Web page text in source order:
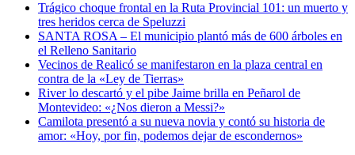
Trágico choque frontal en la Ruta Provincial 101: un muerto y
tres heridos cerca de Speluzzi
SANTA ROSA – El municipio plantó más de 600 árboles en
el Relleno Sanitario
Vecinos de Realicó se manifestaron en la plaza central en
contra de la «Ley de Tierras»
River lo descartó y el pibe Jaime brilla en Peñarol de
Montevideo: «¿Nos dieron a Messi?»
Camilota presentó a su nueva novia y contó su historia de
amor: «Hoy, por fin, podemos dejar de escondernos»